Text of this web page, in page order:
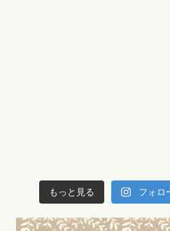
もっと見る フォロ